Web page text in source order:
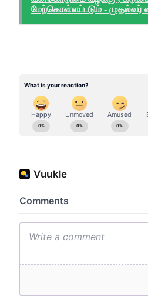
மேற்கொள்ளப்படும் - முதல்வர்